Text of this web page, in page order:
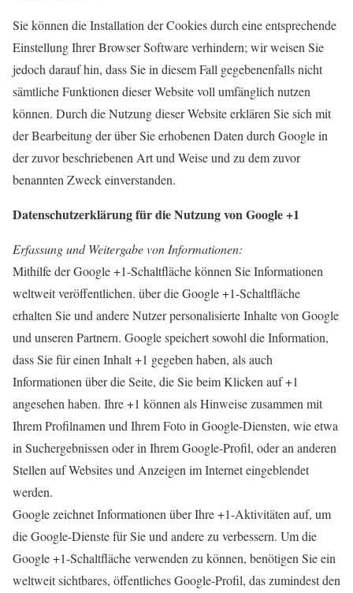
Sie können die Installation der Cookies durch eine entsprechende
Einstellung Ihrer Browser Software verhindern; wir weisen Sie
jedoch darauf hin, dass Sie in diesem Fall gegebenenfalls nicht
sämtliche Funktionen dieser Website voll umfänglich nutzen
können. Durch die Nutzung dieser Website erklären Sie sich mit
der Bearbeitung der über Sie erhobenen Daten durch Google in
der zuvor beschriebenen Art und Weise und zu dem zuvor
benannten Zweck einverstanden.
Datenschutzerklärung für die Nutzung von Google +1
Erfassung und Weitergabe von Informationen:
Mithilfe der Google +1-Schaltfläche können Sie Informationen
weltweit veröffentlichen. über die Google +1-Schaltfläche
erhalten Sie und andere Nutzer personalisierte Inhalte von Google
und unseren Partnern. Google speichert sowohl die Information,
dass Sie für einen Inhalt +1 gegeben haben, als auch
Informationen über die Seite, die Sie beim Klicken auf +1
angesehen haben. Ihre +1 können als Hinweise zusammen mit
Ihrem Profilnamen und Ihrem Foto in Google-Diensten, wie etwa
in Suchergebnissen oder in Ihrem Google-Profil, oder an anderen
Stellen auf Websites und Anzeigen im Internet eingeblendet
werden.
Google zeichnet Informationen über Ihre +1-Aktivitäten auf, um
die Google-Dienste für Sie und andere zu verbessern. Um die
Google +1-Schaltfläche verwenden zu können, benötigen Sie ein
weltweit sichtbares, öffentliches Google-Profil, das zumindest den